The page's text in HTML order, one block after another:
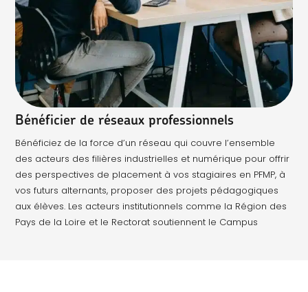
Bénéficier de réseaux professionnels
Bénéficiez de la force d’un réseau qui couvre l’ensemble
des acteurs des filières industrielles et numérique pour offrir
des perspectives de placement à vos stagiaires en PFMP, à
vos futurs alternants, proposer des projets pédagogiques
aux élèves. Les acteurs institutionnels comme la Région des
Pays de la Loire et le Rectorat soutiennent le Campus